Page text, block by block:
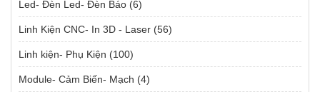
Led- Đèn Led- Đèn Báo (6)
Linh Kiện CNC- In 3D - Laser (56)
Linh kiện- Phụ Kiện (100)
Module- Cảm Biến- Mạch (4)